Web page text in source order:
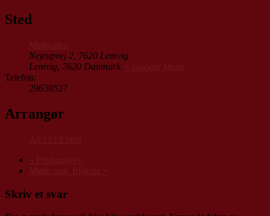
Sted
Nejrupvej 2, 7620 Lemvig
Lemvig 7620 Danmark
Telefon:
29638527
Arrangør
Skriv et svar